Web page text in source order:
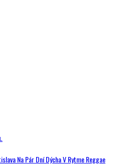
Na Pár Dní Dýcha V Rytme Reggae